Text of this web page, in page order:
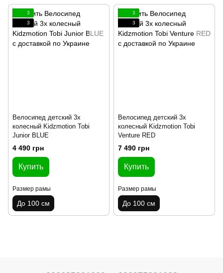
3
3
Велосипед детский 3х
колесный Kidzmotion Tobi
Junior BLUE
4 490 грн
Купить
Размер рамы
До 100 см
3
3
Велосипед детский 3х
колесный Kidzmotion Tobi
Venture RED
7 490 грн
Купить
Размер рамы
До 100 см